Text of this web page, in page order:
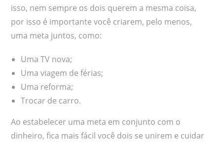
isso, nem sempre os dois querem a mesma coisa,
por isso é importante você criarem, pelo menos,
uma meta juntos, como:
Uma TV nova;
Uma viagem de férias;
Uma reforma;
Trocar de carro.
Ao estabelecer uma meta em conjunto com o
dinheiro, fica mais fácil você dois se unirem e cuidar